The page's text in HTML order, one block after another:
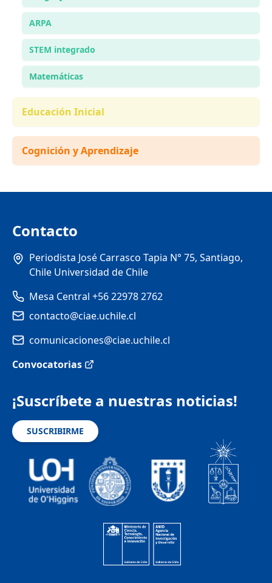
ARPA
STEM integrado
Matemáticas
Educación Inicial
Cognición y Aprendizaje
Contacto
Periodista José Carrasco Tapia N° 75, Santiago,
Chile Universidad de Chile
Mesa Central +56 22978 2762
contacto@ciae.uchile.cl
comunicaciones@ciae.uchile.cl
Convocatorias
¡Suscríbete a nuestras noticias!
SUSCRIBIRME